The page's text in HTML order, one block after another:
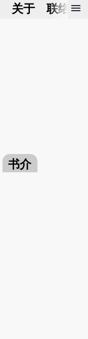
关于 联络我
menu
书介